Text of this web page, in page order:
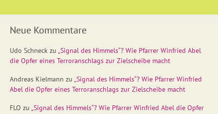
Neue Kommentare
Udo Schneck zu „Signal des Himmels“? Wie Pfarrer Winfried Abel
die Opfer eines Terroranschlags zur Zielscheibe macht
Andreas Kielmann zu „Signal des Himmels“? Wie Pfarrer Winfried
Abel die Opfer eines Terroranschlags zur Zielscheibe macht
FLO zu „Signal des Himmels“? Wie Pfarrer Winfried Abel die Opfer